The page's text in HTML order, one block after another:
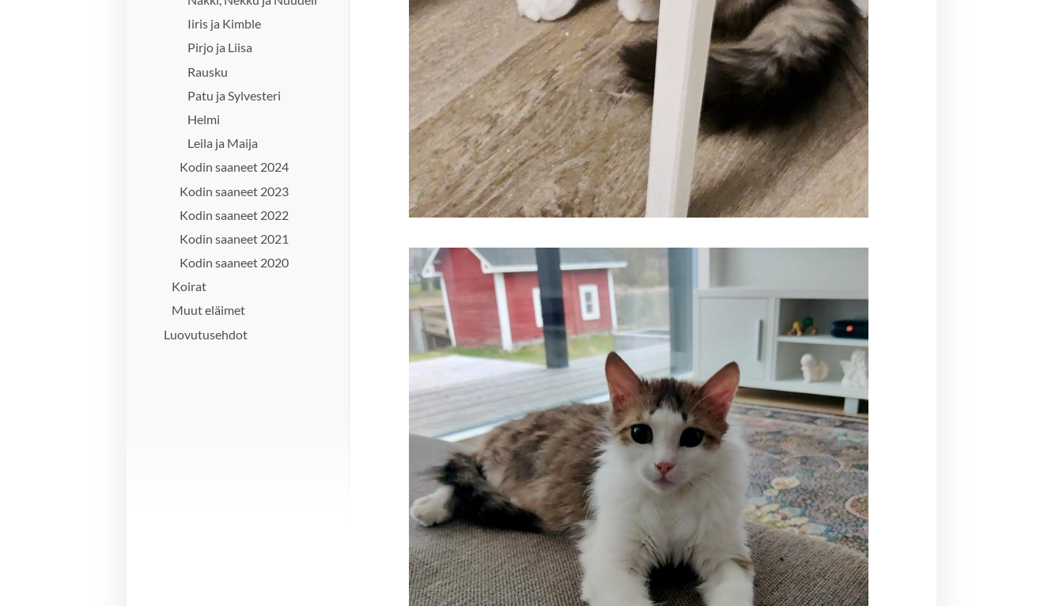
Iiris ja Kimble
Pirjo ja Liisa
Rausku
Patu ja Sylvesteri
Helmi
Leila ja Maija
Kodin saaneet 2024
Kodin saaneet 2023
Kodin saaneet 2022
Kodin saaneet 2021
Kodin saaneet 2020
Koirat
Muut eläimet
Luovutusehdot